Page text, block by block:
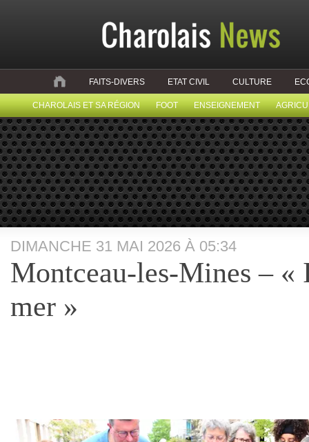
FAITS-DIVERS ETAT CIVIL CULTURE
CHAROLAIS ET SA RÉGION FOOT ENSEIGNEMENT
DIMANCHE 31 MAI 2026 À 05:34
Montceau-les-Mines – «
mer »